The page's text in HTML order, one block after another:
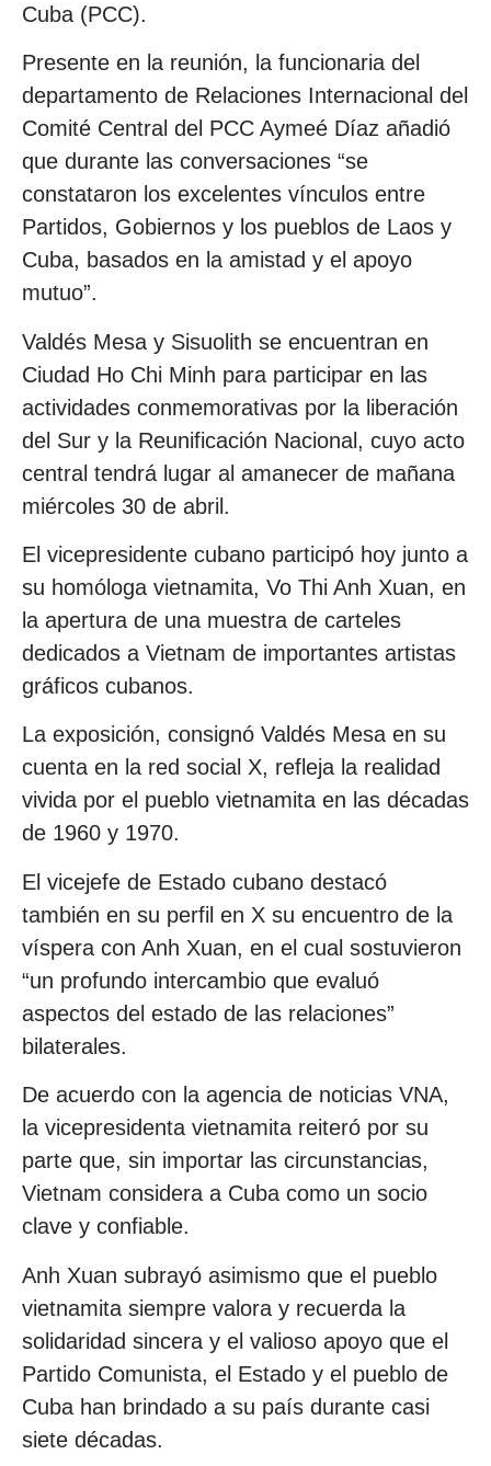
Cuba (PCC).
Presente en la reunión, la funcionaria del
departamento de Relaciones Internacional del
Comité Central del PCC Aymeé Díaz añadió
que durante las conversaciones “se
constataron los excelentes vínculos entre
Partidos, Gobiernos y los pueblos de Laos y
Cuba, basados en la amistad y el apoyo
mutuo”.
Valdés Mesa y Sisuolith se encuentran en
Ciudad Ho Chi Minh para participar en las
actividades conmemorativas por la liberación
del Sur y la Reunificación Nacional, cuyo acto
central tendrá lugar al amanecer de mañana
miércoles 30 de abril.
El vicepresidente cubano participó hoy junto a
su homóloga vietnamita, Vo Thi Anh Xuan, en
la apertura de una muestra de carteles
dedicados a Vietnam de importantes artistas
gráficos cubanos.
La exposición, consignó Valdés Mesa en su
cuenta en la red social X, refleja la realidad
vivida por el pueblo vietnamita en las décadas
de 1960 y 1970.
El vicejefe de Estado cubano destacó
también en su perfil en X su encuentro de la
víspera con Anh Xuan, en el cual sostuvieron
“un profundo intercambio que evaluó
aspectos del estado de las relaciones”
bilaterales.
De acuerdo con la agencia de noticias VNA,
la vicepresidenta vietnamita reiteró por su
parte que, sin importar las circunstancias,
Vietnam considera a Cuba como un socio
clave y confiable.
Anh Xuan subrayó asimismo que el pueblo
vietnamita siempre valora y recuerda la
solidaridad sincera y el valioso apoyo que el
Partido Comunista, el Estado y el pueblo de
Cuba han brindado a su país durante casi
siete décadas.